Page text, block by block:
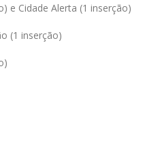
e Cidade Alerta (1 inserção)
(1 inserção)